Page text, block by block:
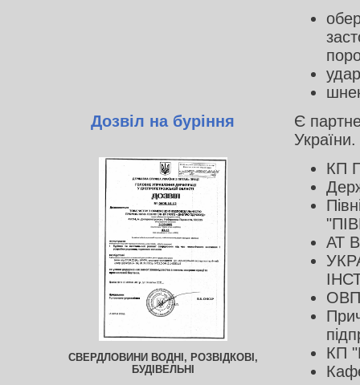
Є
України.
КП
АТ
ОВП
КП
Дозвіл на буріння
СВЕРДЛОВИНИ ВОДНІ, РОЗВІДКОВІ,
БУДІВЕЛЬНІ